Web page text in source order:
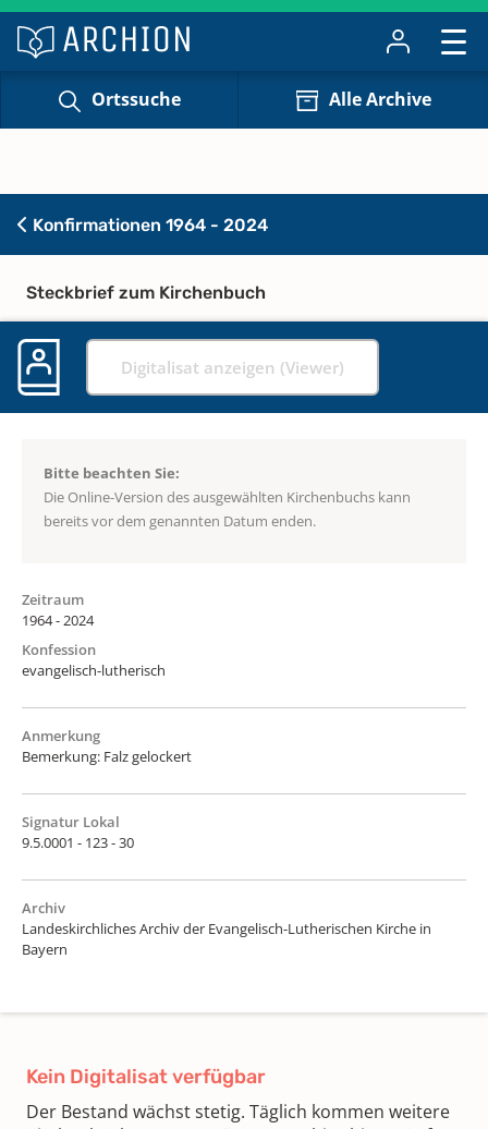
Ortssuche Alle Archive
Konfirmationen 1964 - 2024
Steckbrief zum Kirchenbuch
Digitalisat anzeigen (Viewer)
Bitte beachten Sie:
Die Online-Version des ausgewählten Kirchenbuchs kann
bereits vor dem genannten Datum enden.
Zeitraum
1964 - 2024
Konfession
evangelisch-lutherisch
Anmerkung
Bemerkung: Falz gelockert
Signatur Lokal
9.5.0001 - 123 - 30
Archiv
Landeskirchliches Archiv der Evangelisch-Lutherischen Kirche in
Bayern
Kein Digitalisat verfügbar
Der Bestand wächst stetig. Täglich kommen weitere